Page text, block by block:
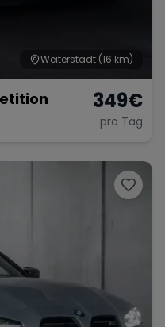
Weiterstadt (16 km)
349€
pro Tag